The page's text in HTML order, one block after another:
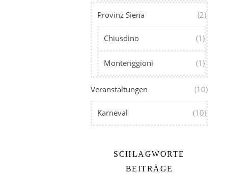
Provinz Siena (2)
Chiusdino (1)
Monteriggioni (1)
Veranstaltungen (10)
Karneval (10)
SCHLAGWORTE
BEITRÄGE